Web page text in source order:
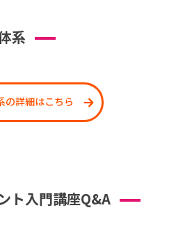
系
の詳細はこちら
ト入門講座Q&A